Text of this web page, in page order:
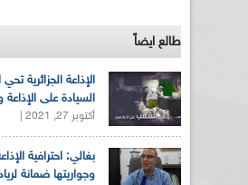
طالع ايضاً
السيادة على الإذاعة
أكتوبر 27, 2021 |
بغالي: احترافية
وجواريتها ضمانة